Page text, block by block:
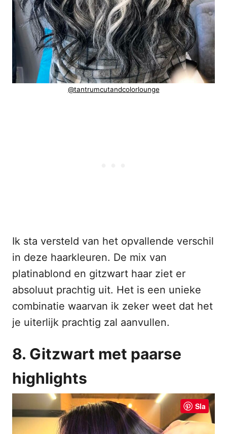
@tantrumcutandcolorlounge
Ik sta versteld van het opvallende verschil
in deze haarkleuren. De mix van
platinablond en gitzwart haar ziet er
absoluut prachtig uit. Het is een unieke
combinatie waarvan ik zeker weet dat het
je uiterlijk prachtig zal aanvullen.
8. Gitzwart met paarse
highlights
Sla